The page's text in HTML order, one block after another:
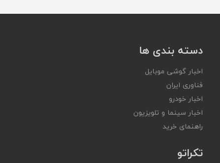
دسته بندی ها
اخبار گوشی موبایل
فناوری ایران
اخبار خودرو
اخبار سینما و تلویزیون
راهنمای خرید
تکراتو